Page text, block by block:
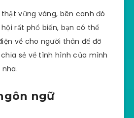
vững vàng, bên canh đó
rất phổ biến, bạn có thể
về cho người thân để đỡ
sẻ về tình hình của mình
ngữ